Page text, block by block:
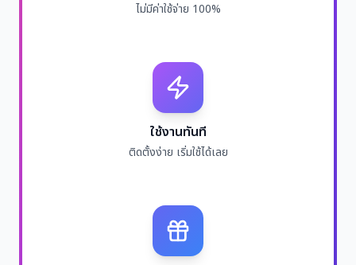
ไม่มีค่าใช้จ่าย 100%
ใช้งานทันที
ติดตั้งง่าย เริ่มใช้ได้เลย